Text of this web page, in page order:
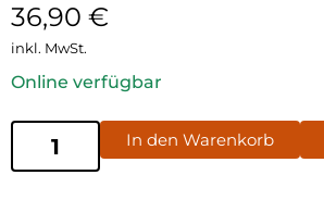
36,90 €
inkl. MwSt.
Online verfügbar
In den Warenkorb